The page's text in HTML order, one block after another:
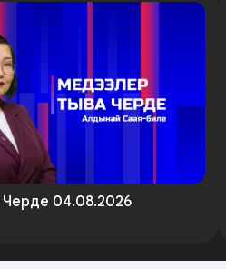
04.08.2026